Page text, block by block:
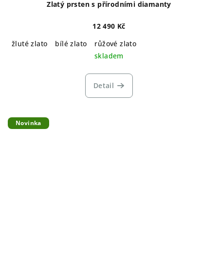
Zlatý prsten s přírodními diamanty
12 490 Kč
žluté zlato
bílé zlato
růžové zlato
skladem
Detail
Novinka